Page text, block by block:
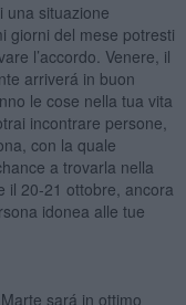
una situazione
giorni del mese potresti
l’accordo. Venere, il
arriverá in buon
le cose nella tua vita
incontrare persone,
con la quale
a trovarla nella
il 20-21 ottobre, ancora
idonea alle tue
sará in ottimo